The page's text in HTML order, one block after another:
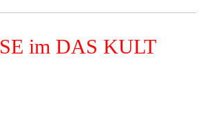
im DAS KULT